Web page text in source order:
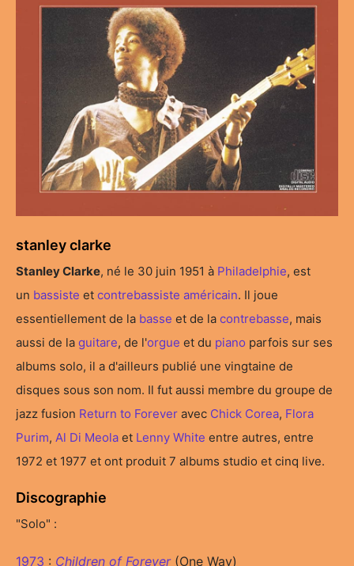
stanley clarke
Stanley Clarke, né le 30 juin 1951 à Philadelphie, est
un bassiste et contrebassiste américain. Il joue
essentiellement de la basse et de la contrebasse, mais
aussi de la guitare, de l'orgue et du piano parfois sur ses
albums solo, il a d'ailleurs publié une vingtaine de
disques sous son nom. Il fut aussi membre du groupe de
jazz fusion Return to Forever avec Chick Corea, Flora
Purim, Al Di Meola et Lenny White entre autres, entre
1972 et 1977 et ont produit 7 albums studio et cinq live.
Discographie
"Solo" :
1973 : Children of Forever(One Way)